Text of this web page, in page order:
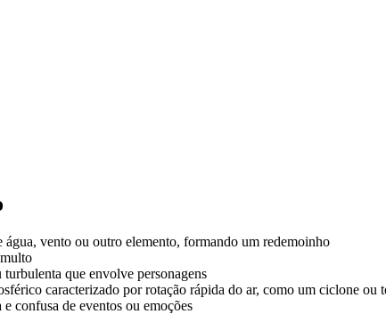
vento ou outro elemento, formando um redemoinho
que envolve personagens
caracterizado por rotação rápida do ar, como um ciclone ou
confusa de eventos ou emoções